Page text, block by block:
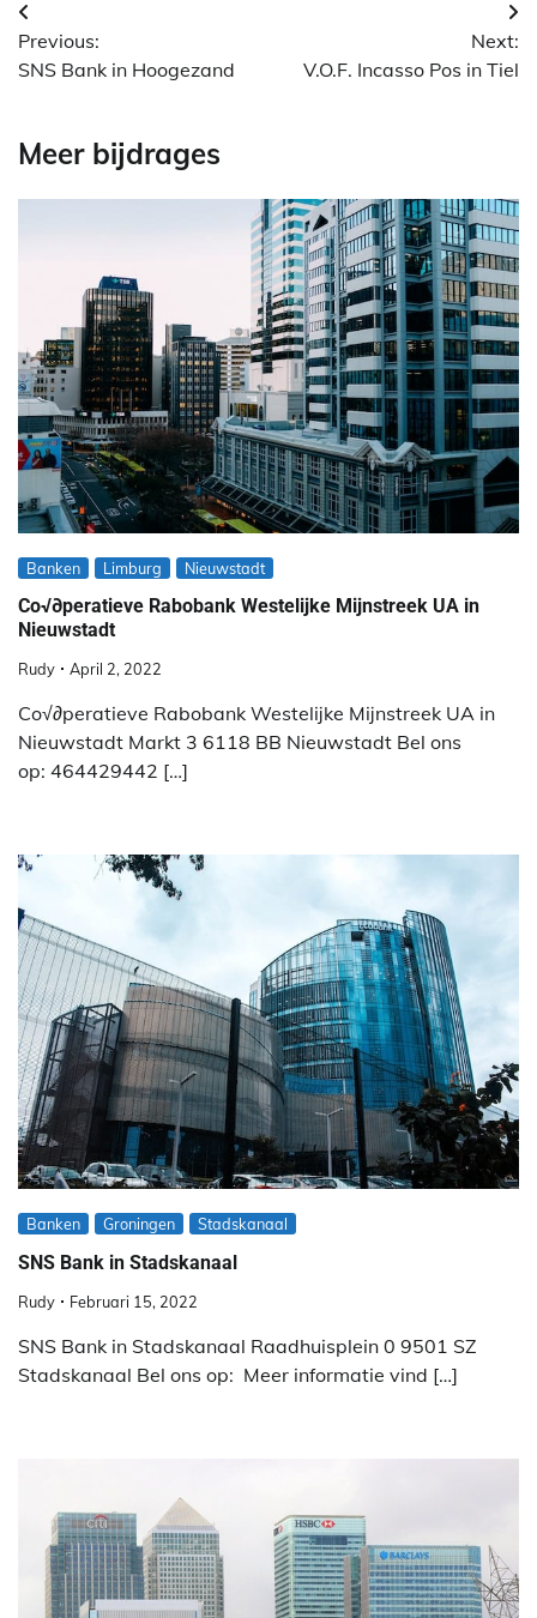
Berichtnavigatie
Previous:
SNS Bank in Hoogezand
Next:
V.O.F. Incasso Pos in Tiel
Meer bijdrages
Banken Limburg Nieuwstadt
Co√∂peratieve Rabobank Westelijke Mijnstreek UA in
Nieuwstadt
Rudy April 2, 2022
Co√∂peratieve Rabobank Westelijke Mijnstreek UA in
Nieuwstadt Markt 3 6118 BB Nieuwstadt Bel ons
op: 464429442 […]
Banken Groningen Stadskanaal
SNS Bank in Stadskanaal
Rudy Februari 15, 2022
SNS Bank in Stadskanaal Raadhuisplein 0 9501 SZ
Stadskanaal Bel ons op: Meer informatie vind […]